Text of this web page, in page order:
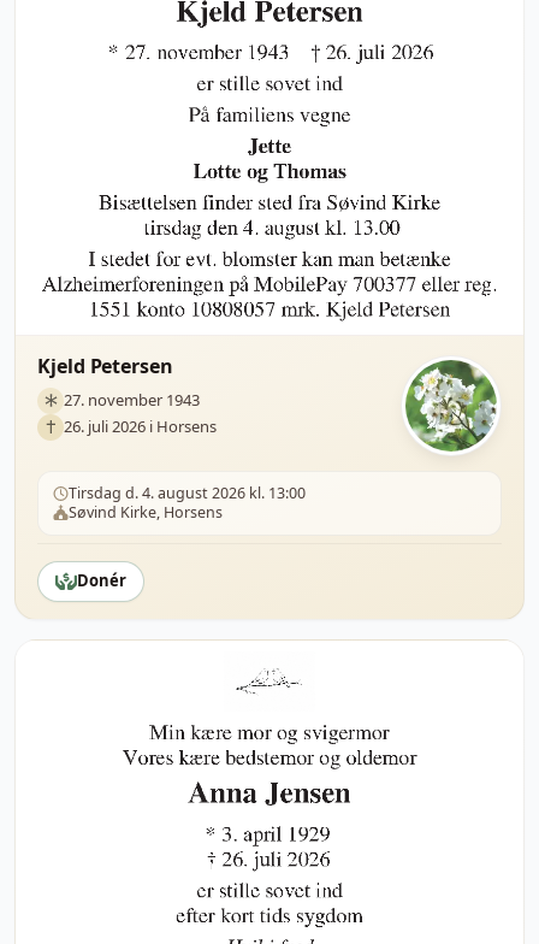
Kjeld Petersen
27. november 1943
26. juli 2026 i Horsens
Tirsdag d. 4. august 2026 kl. 13:00
Søvind Kirke, Horsens
Donér